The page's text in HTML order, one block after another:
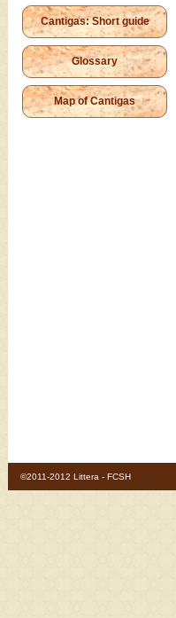
Cantigas: Short guide
Glossary
Map of Cantigas
©2011-2012 Littera - FCSH